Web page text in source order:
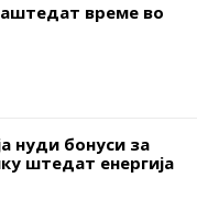
време во
нуди бонуси за
штедат енергија